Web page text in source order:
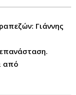
Γιάννης
από